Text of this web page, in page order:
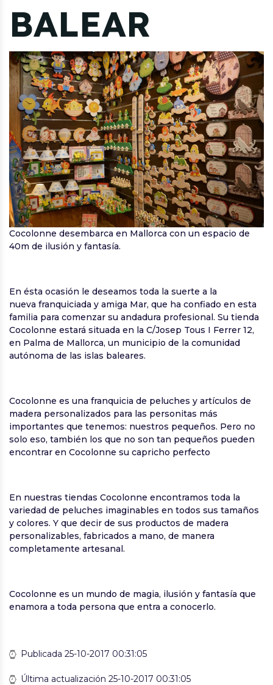
BALEAR
Cocolonne desembarca en Mallorca con un espacio de
40m de ilusión y fantasía.
En ésta ocasión le deseamos toda la suerte a la
nueva franquiciada y amiga Mar, que ha confiado en esta
familia para comenzar su andadura profesional. Su tienda
Cocolonne estará situada en la C/Josep Tous I Ferrer 12,
en Palma de Mallorca, un municipio de la comunidad
autónoma de las islas baleares.
Cocolonne es una franquicia de peluches y artículos de
madera personalizados para las personitas más
importantes que tenemos: nuestros pequeños. Pero no
solo eso, también los que no son tan pequeños pueden
encontrar en Cocolonne su capricho perfecto
En nuestras tiendas Cocolonne encontramos toda la
variedad de peluches imaginables en todos sus tamaños
y colores. Y que decir de sus productos de madera
personalizables, fabricados a mano, de manera
completamente artesanal.
Cocolonne es un mundo de magia, ilusión y fantasía que
enamora a toda persona que entra a conocerlo.
Publicada 25-10-2017 00:31:05
Última actualización 25-10-2017 00:31:05